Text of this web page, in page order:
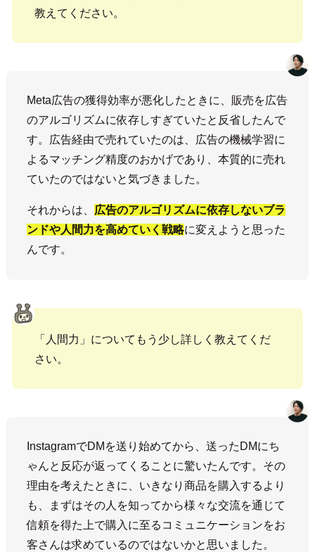
教えてください。
Meta広告の獲得効率が悪化したときに、販売を広告
のアルゴリズムに依存しすぎていたと反省したんで
す。広告経由で売れていたのは、広告の機械学習に
よるマッチング精度のおかげであり、本質的に売れ
ていたのではないと気づきました。
それからは、 広告のアルゴリズムに依存しないブラ
ンドや人間力を高めていく戦略に変えようと思った
んです。
「人間力」についてもう少し詳しく教えてくだ
さい。
InstagramでDMを送り始めてから、送ったDMにち
ゃんと反応が返ってくることに驚いたんです。その
理由を考えたときに、いきなり商品を購入するより
も、まずはその人を知ってから様々な交流を通じて
信頼を得た上で購入に至るコミュニケーションをお
客さんは求めているのではないかと思いました。